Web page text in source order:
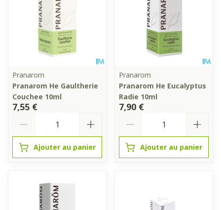
Pranarom
Pranarom He Gaultherie
Couchee 10ml
7,55 €
Ajouter au panier
Pranarom
Pranarom He Eucalyptus
Radie 10ml
7,90 €
Ajouter au panier